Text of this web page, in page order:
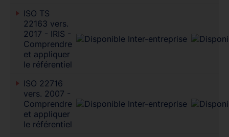
ISO TS
22163 vers.
2017 - IRIS -
Comprendre
et appliquer
le référentiel
ISO 22716
vers. 2007 -
Comprendre
et appliquer
le référentiel